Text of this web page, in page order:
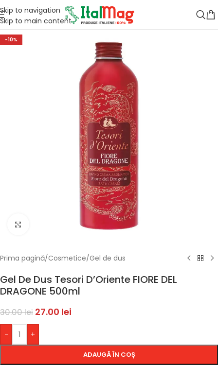
Skip to navigation
Skip to main content
-10%
Faceți click pentru a mări
Prima pagină/Cosmetice/Gel de dus
Gel De Dus Tesori D’Oriente FIORE DEL
DRAGONE 500ml
30.00lei 27.00 lei
- +
ADAUGĂ ÎN COȘ